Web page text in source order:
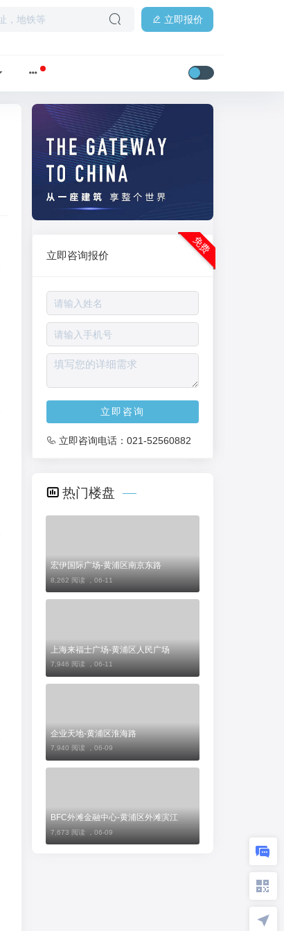
立即报价
立即咨询报价
立即咨询
立即咨询电话： 021-52560882
免费
热门楼盘
宏伊国际广场-黄浦区南京东路
8,262 阅读 ， 06-11
上海来福士广场-黄浦区人民广场
7,946 阅读 ， 06-11
企业天地-黄浦区淮海路
7,940 阅读 ， 06-09
BFC外滩金融中心-黄浦区外滩滨江
7,673 阅读 ， 06-09